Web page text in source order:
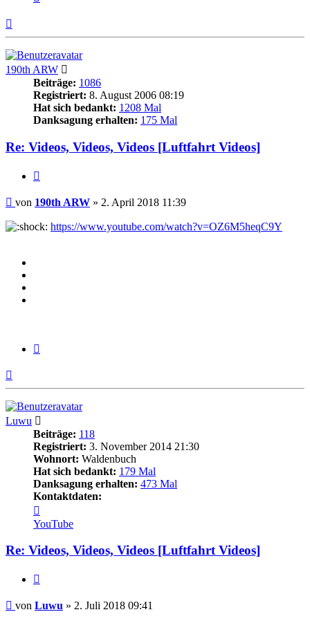
190th ARW
Beiträge: 1086
Registriert: 8. August 2006 08:19
Hat sich bedankt: 1208 Mal
Danksagung erhalten: 175 Mal
Re: Videos, Videos, Videos [Luftfahrt Videos]
Beitrag
von 190th ARW » 2. April 2018 11:39
https://www.youtube.com/watch?v=OZ6M5heqC9Y
Luwu
Beiträge: 118
Registriert: 3. November 2014 21:30
Wohnort: Waldenbuch
Hat sich bedankt: 179 Mal
Danksagung erhalten: 473 Mal
Kontaktdaten:
von
Luwu
YouTube
Re: Videos, Videos, Videos [Luftfahrt Videos]
Beitrag
von Luwu » 2. Juli 2018 09:41